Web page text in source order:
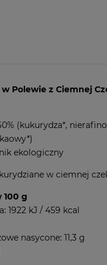
Polewie z Ciemnej
(kukurydza*,
ekologiczny
w ciemnej
100 g
1922 kJ / 459 kcal
nasycone: 11,3 g